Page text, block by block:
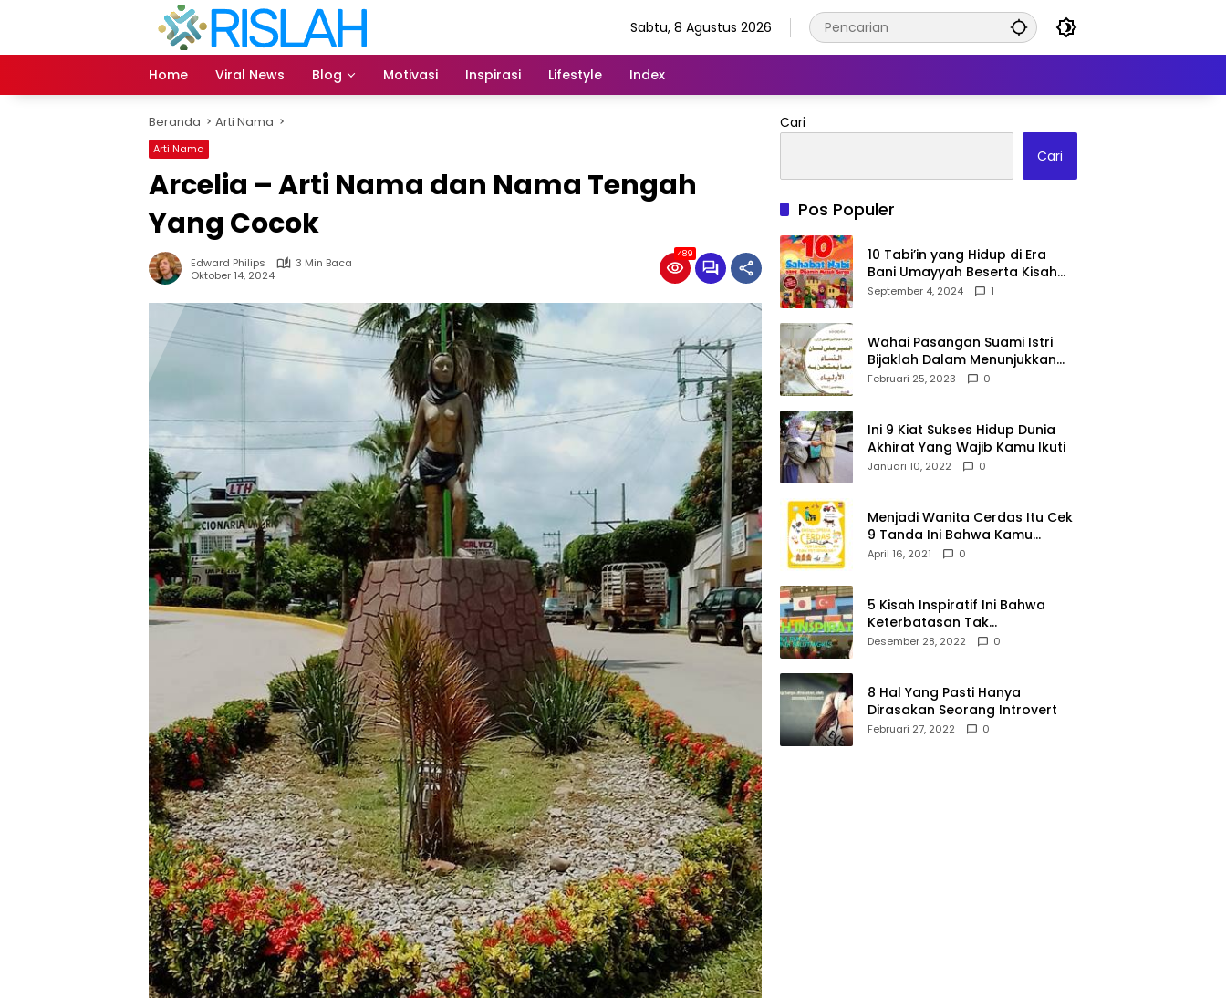
Sabtu, 8 Agustus 2026
Home Viral News Blog Motivasi Inspirasi Lifestyle Index
Beranda Arti Nama
Arti Nama
Arcelia – Arti Nama dan Nama Tengah
Yang Cocok
Edward Philips
3 Min Baca
Oktober 14, 2024
489
Cari
Cari
Pos Populer
10 Tabi’in yang Hidup di Era
Bani Umayyah Beserta Kisah
Teladan Mereka!
September 4, 2024 1
Wahai Pasangan Suami Istri
Bijaklah Dalam Menunjukkan
Kebahagiaanmu Di Publik
Februari 25, 2023 0
Ini 9 Kiat Sukses Hidup Dunia
Akhirat Yang Wajib Kamu Ikuti
Januari 10, 2022 0
Menjadi Wanita Cerdas Itu Cek
9 Tanda Ini Bahwa Kamu
Memang Wanita Cerdas
April 16, 2021 0
5 Kisah Inspiratif Ini Bahwa
Keterbatasan Tak
Menghalangi Segalanya
Desember 28, 2022 0
8 Hal Yang Pasti Hanya
Dirasakan Seorang Introvert
Februari 27, 2022 0